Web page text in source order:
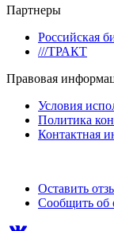
Партнеры
Российская
///ТРАКТ
Правовая
Условия
Политика
Контактная
Оставить
Сообщить об